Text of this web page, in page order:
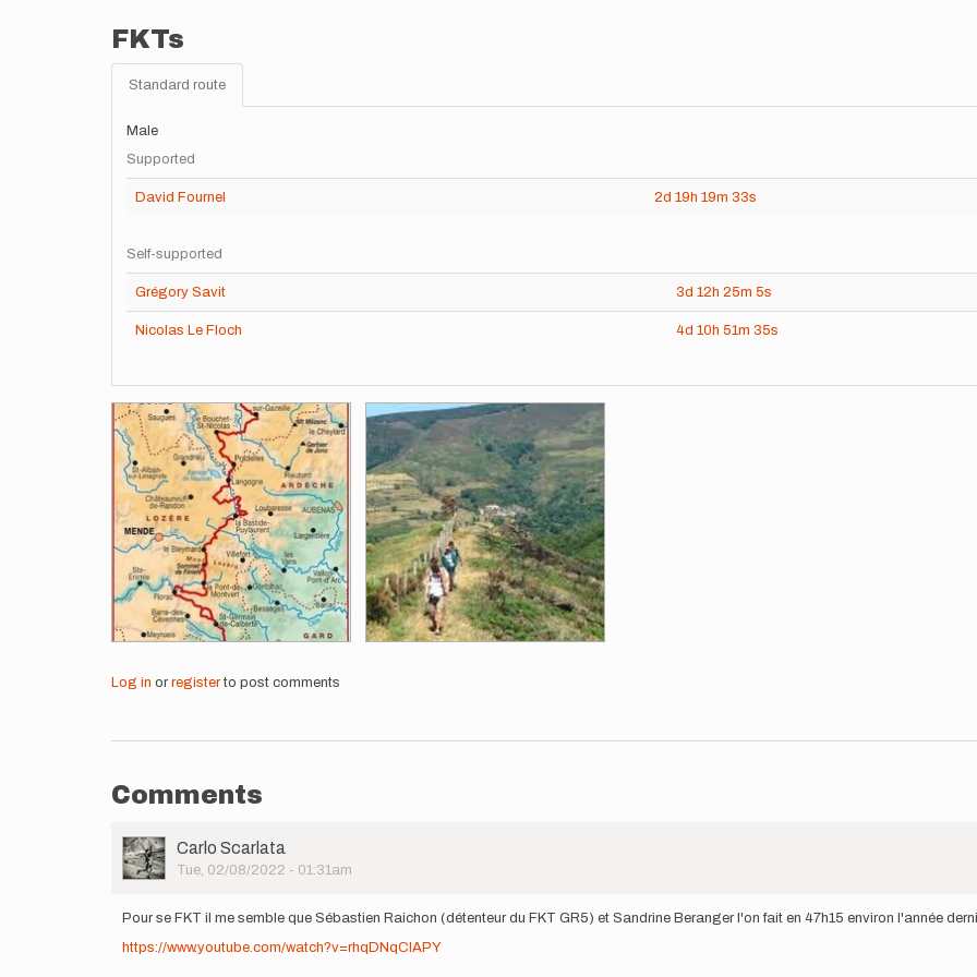
FKTs
Standard route
Male
Supported
David Fournel 2d 19h 19m 33s
Self-supported
Grégory Savit 3d 12h 25m 5s
Nicolas Le Floch 4d 10h 51m 35s
Images
Log in or registerto post comments
Comments
User
Picture
Carlo Scarlata
Tue, 02/08/2022 - 01:31am
Pour se FKT il me semble que Sébastien Raichon (détenteur du FKT GR5) et Sandrine Beranger l'on fait en 47h15 environ l'année
https://www.youtube.com/watch?v=rhqDNqClAPY